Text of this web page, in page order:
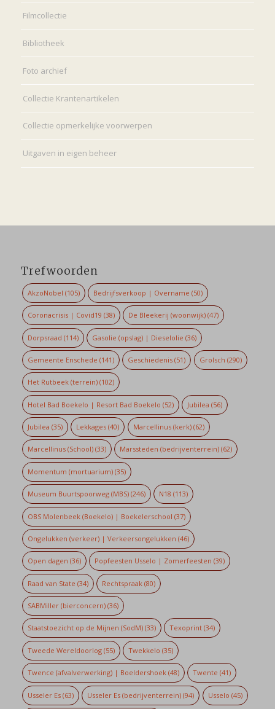
Filmcollectie
Bibliotheek
Foto archief
Collectie Krantenartikelen
Collectie opmerkelijke voorwerpen
Uitgaven in eigen beheer
Trefwoorden
AkzoNobel (105) Bedrijfsverkoop | Overname (50)
Coronacrisis | Covid19 (38) De Bleekerij (woonwijk) (47)
Dorpsraad (114) Gasolie (opslag) | Dieselolie (36)
Gemeente Enschede (141) Geschiedenis (51) Grolsch (290)
Het Rutbeek (terrein)(102)
Hotel Bad Boekelo | Resort Bad Boekelo (52) Jubilea (56)
Jubilea (35) Lekkages (40) Marcellinus (kerk)(62)
Marcellinus (School)(33) Marssteden (bedrijventerrein) (62)
Momentum (mortuarium)(35)
Museum Buurtspoorweg (MBS)(246) N18 (113)
OBS Molenbeek (Boekelo) | Boekelerschool (37)
Ongelukken (verkeer) | Verkeersongelukken (46)
Open dagen (36) Popfeesten Usselo | Zomerfeesten (39)
Raad van State (34) Rechtspraak (80)
SABMiller (bierconcern)(36)
Staatstoezicht op de Mijnen (SodM)(33) Texoprint (34)
Tweede Wereldoorlog(55) Twekkelo (35)
Twence (afvalverwerking) | Boeldershoek(48) Twente (41)
Usseler Es(63) Usseler Es (bedrijventerrein) (94) Usselo (45)